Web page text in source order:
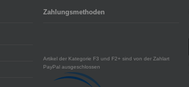
Zahlungsmethoden
Artikel der Kategorie F3 und F2+ sind von der Zahlart
PayPal ausgeschlossen